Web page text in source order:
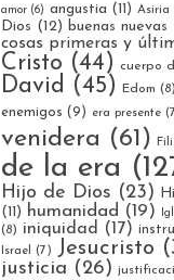
amor(6) angustia (11) Asiria
Dios (12) buenas nuevas
cosas primeras y
Cristo (44) cuerpo
David (45) Edom (8)
enemigos (9) era presente
venidera (61)
de la era
Hijo de Dios (23)
(11)
humanidad (19)
(8) iniquidad (17)
Israel (7) Jesucristo
justicia (26)